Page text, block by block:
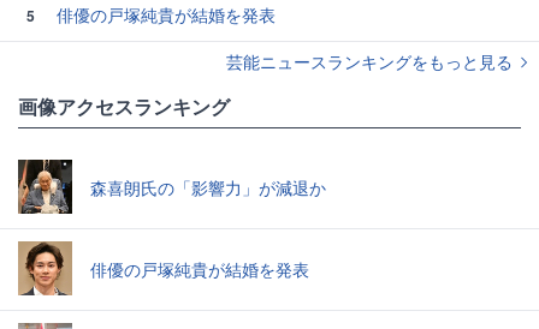
5
俳優の戸塚純貴が結婚を発表
芸能ニュースランキングをもっと見る
画像アクセスランキング
森喜朗氏の「影響力」が減退か
俳優の戸塚純貴が結婚を発表